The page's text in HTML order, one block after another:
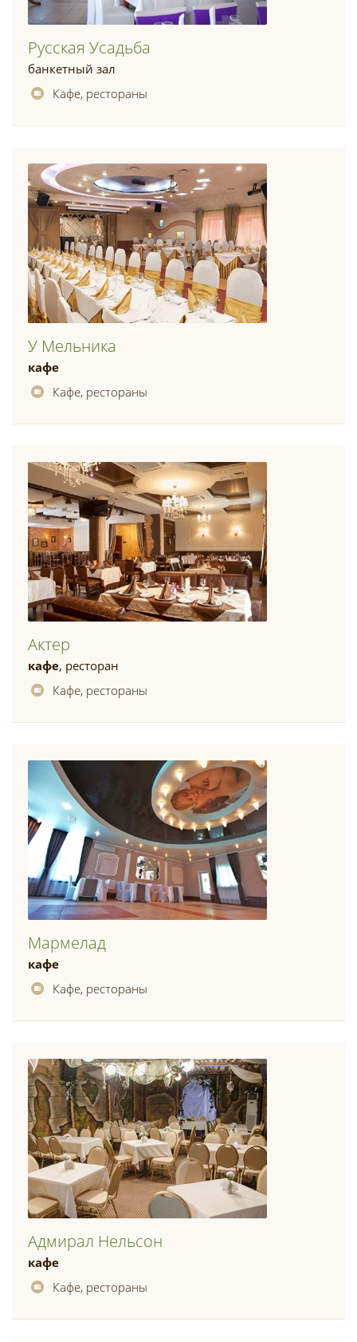
Русская Усадьба
банкетный зал
Кафе, рестораны
У Мельника
кафе
Кафе, рестораны
Актер
кафе, ресторан
Кафе, рестораны
Мармелад
кафе
Кафе, рестораны
Адмирал Нельсон
кафе
Кафе, рестораны